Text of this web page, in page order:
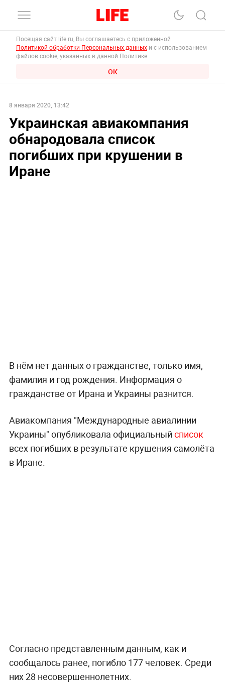
Посещая сайт life.ru, Вы соглашаетесь с приложенной
Политикой обработки Персональных данных и с использованием
файлов cookie, указанных в данной Политике.
ОК
8 января 2020, 13:42
Украинская авиакомпания
обнародовала список
погибших при крушении в
Иране
В нём нет данных о гражданстве, только имя,
фамилия и год рождения. Информация о
гражданстве от Ирана и Украины разнится.
Авиакомпания "Международные авиалинии
Украины" опубликовала официальный список
всех погибших в результате крушения самолёта
в Иране.
Согласно представленным данным, как и
сообщалось ранее, погибло 177 человек. Среди
них 28 несовершеннолетних.